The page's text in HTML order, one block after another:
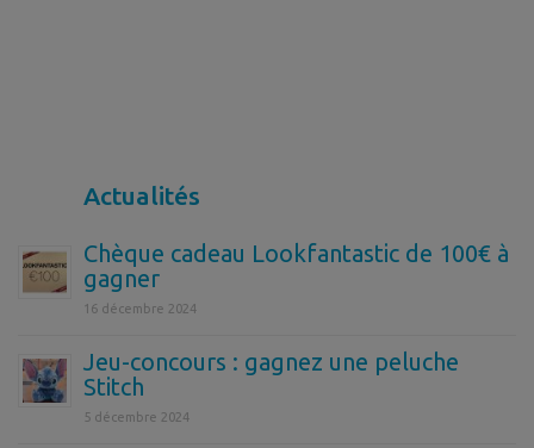
Actualités
Chèque cadeau Lookfantastic de 100€ à
gagner
16 décembre 2024
Jeu-concours : gagnez une peluche
Stitch
5 décembre 2024